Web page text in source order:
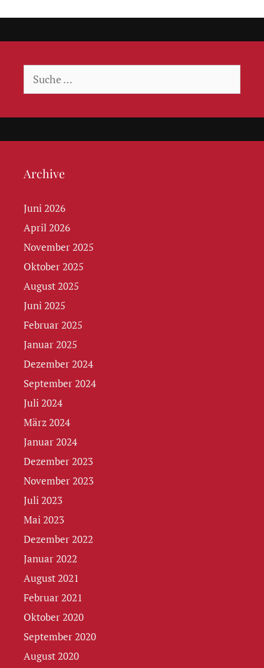
Suche
Archive
Juni 2026
April 2026
November 2025
Oktober 2025
August 2025
Juni 2025
Februar 2025
Januar 2025
Dezember 2024
September 2024
Juli 2024
März 2024
Januar 2024
Dezember 2023
November 2023
Juli 2023
Mai 2023
Dezember 2022
Januar 2022
August 2021
Februar 2021
Oktober 2020
September 2020
August 2020